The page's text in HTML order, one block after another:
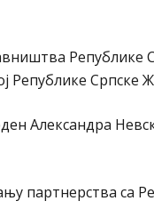
Републике
Републике Српске
Александра
партнерства са